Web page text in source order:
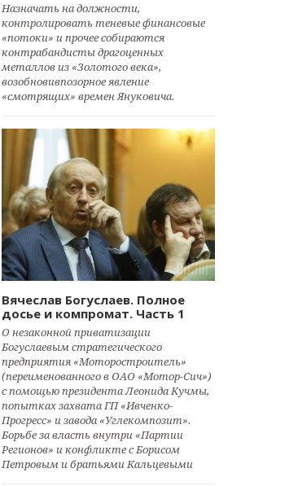
Назначать на должности,
контролировать теневые финансовые
«потоки» и прочее собираются
контрабандисты драгоценных
металлов из «Золотого века»,
возобновивпозорное явление
«смотрящих» времен Януковича.
Вячеслав Богуслаев. Полное
досье и компромат. Часть 1
О незаконной приватизации
Богуслаевым стратегического
предприятия «Моторостроитель»
(переименованного в ОАО «Мотор-Сич»)
с помощью президента Леонида Кучмы,
попытках захвата ГП «Ивченко-
Прогресс» и завода «Углекомпозит».
Борьбе за власть внутри «Партии
Регионов» и конфликте с Борисом
Петровым и братьями Кальцевыми